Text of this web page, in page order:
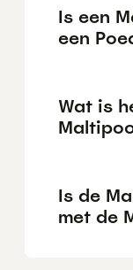
Is een
een
Wat is
Is de
met de